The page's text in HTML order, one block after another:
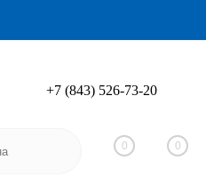
Вход
+7 (843) 526-73-20
0 0